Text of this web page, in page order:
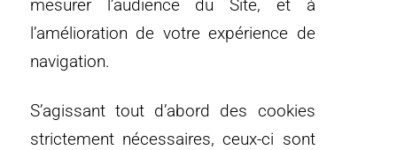
mesurer l’audience du Site, et à
l’amélioration de votre expérience de
navigation.
S’agissant tout d’abord des cookies
strictement nécessaires, ceux-ci sont